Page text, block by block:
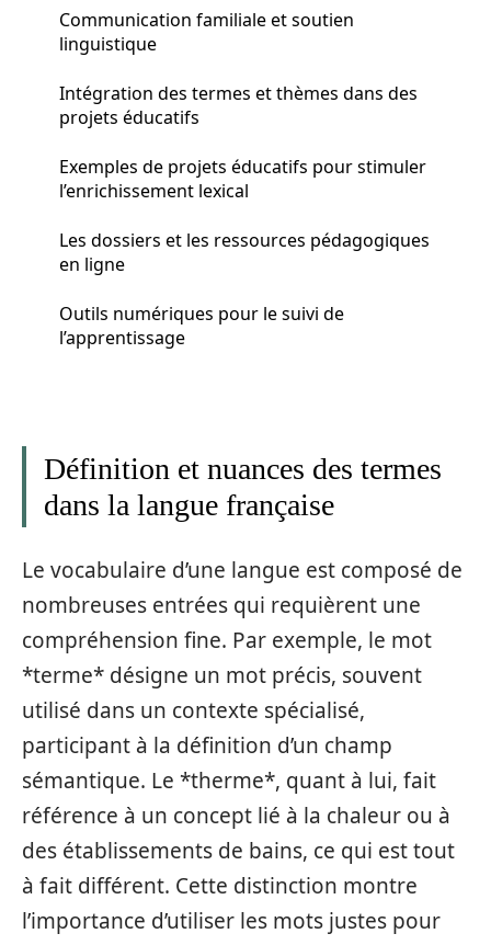
Communication familiale et soutien
linguistique
Intégration des termes et thèmes dans des
projets éducatifs
Exemples de projets éducatifs pour stimuler
l’enrichissement lexical
Les dossiers et les ressources pédagogiques
en ligne
Outils numériques pour le suivi de
l’apprentissage
Définition et nuances des termes
dans la langue française
Le vocabulaire d’une langue est composé de
nombreuses entrées qui requièrent une
compréhension fine. Par exemple, le mot
*terme* désigne un mot précis, souvent
utilisé dans un contexte spécialisé,
participant à la définition d’un champ
sémantique. Le *therme*, quant à lui, fait
référence à un concept lié à la chaleur ou à
des établissements de bains, ce qui est tout
à fait différent. Cette distinction montre
l’importance d’utiliser les mots justes pour